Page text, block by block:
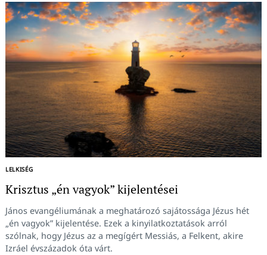
LELKISÉG
Krisztus „én vagyok” kijelentései
János evangéliumának a meghatározó sajátossága Jézus hét
„én vagyok” kijelentése. Ezek a kinyilatkoztatások arról
szólnak, hogy Jézus az a megígért Messiás, a Felkent, akire
Izráel évszázadok óta várt.